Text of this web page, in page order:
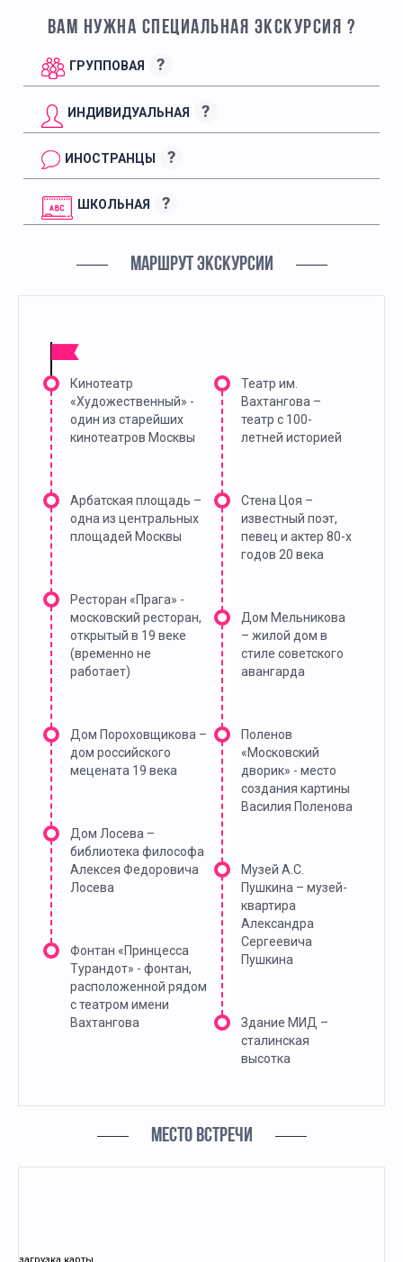
ВАМ НУЖНА СПЕЦИАЛЬНАЯ ЭКСКУРСИЯ ?
ГРУППОВАЯ ?
ИНДИВИДУАЛЬНАЯ ?
ИНОСТРАНЦЫ ?
ШКОЛЬНАЯ ?
МАРШРУТ ЭКСКУРСИИ
Кинотеатр
«Художественный» -
один из старейших
кинотеатров Москвы
Арбатская площадь –
одна из центральных
площадей Москвы
Ресторан «Прага» -
московский ресторан,
открытый в 19 веке
(временно не
работает)
Дом Пороховщикова –
дом российского
мецената 19 века
Дом Лосева –
библиотека философа
Алексея Федоровича
Лосева
Фонтан «Принцесса
Турандот» - фонтан,
расположенной рядом
с театром имени
Вахтангова
Театр им.
Вахтангова –
театр с 100-
летней историей
Стена Цоя –
известный поэт,
певец и актер 80-х
годов 20 века
Дом Мельникова
– жилой дом в
стиле советского
авангарда
Поленов
«Московский
дворик» - место
создания картины
Василия Поленова
Музей А.С.
Пушкина – музей-
квартира
Александра
Сергеевича
Пушкина
Здание МИД –
сталинская
высотка
МЕСТО ВСТРЕЧИ